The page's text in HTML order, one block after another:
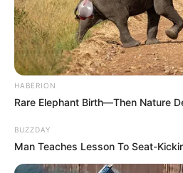
HABERION
Rare Elephant Birth—Then Nature
BUZZDAY
Man Teaches Lesson To Seat-